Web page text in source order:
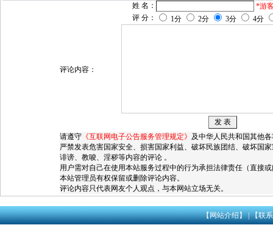
姓 名：
*游
评 分：
1分 2分 3分 4分
评论内容：
请遵守 《互联网电子公告服务管理规定》 及中华人民共和国其他
严禁发表危害国家安全、损害国家利益、破坏民族团结、破坏国
诽谤、教唆、淫秽等内容的评论 。
用户需对自己在使用本站服务过程中的行为承担法律责任（直接
本站管理员有权保留或删除评论内容。
评论内容只代表网友个人观点，与本网站立场无关。
【网站介绍】|【联